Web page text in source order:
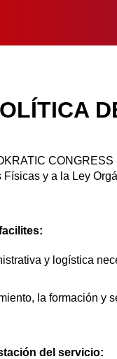
y a la Ley
y logística
la formación
del servicio: